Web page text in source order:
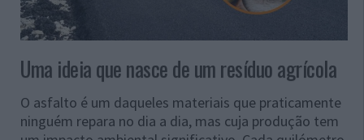
Uma ideia que nasce de um resíduo agrícola
O asfalto é um daqueles materiais que praticamente
ninguém repara no dia a dia, mas cuja produção tem